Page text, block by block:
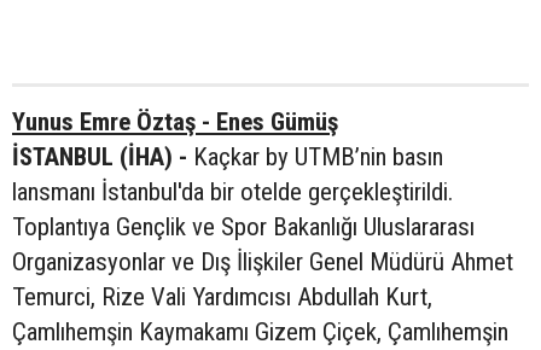
Yunus Emre Öztaş - Enes Gümüş
İSTANBUL (İHA) - Kaçkar by UTMB’nin basın
lansmanı İstanbul'da bir otelde gerçekleştirildi.
Toplantıya Gençlik ve Spor Bakanlığı Uluslararası
Organizasyonlar ve Dış İlişkiler Genel Müdürü Ahmet
Temurci, Rize Vali Yardımcısı Abdullah Kurt,
Çamlıhemşin Kaymakamı Gizem Çiçek, Çamlıhemşin